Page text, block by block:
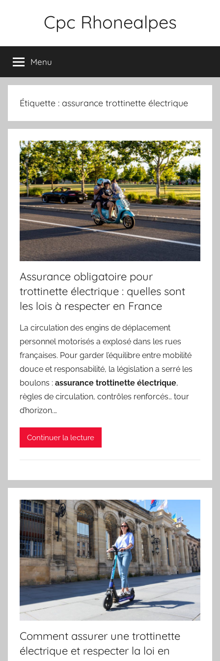
Cpc Rhonealpes
Menu
Étiquette : assurance trottinette électrique
Assurance obligatoire pour
trottinette électrique : quelles sont
les lois à respecter en France
La circulation des engins de déplacement
personnel motorisés a explosé dans les rues
françaises. Pour garder l’équilibre entre mobilité
douce et responsabilité, la législation a serré les
boulons : assurance trottinette électrique,
règles de circulation, contrôles renforcés… tour
d’horizon.…
Continuer la lecture
Comment assurer une trottinette
électrique et respecter la loi en